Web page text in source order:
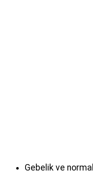
Gebelik ve